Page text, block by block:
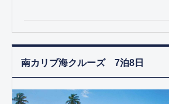
南カリブ海クルーズ 7泊8日